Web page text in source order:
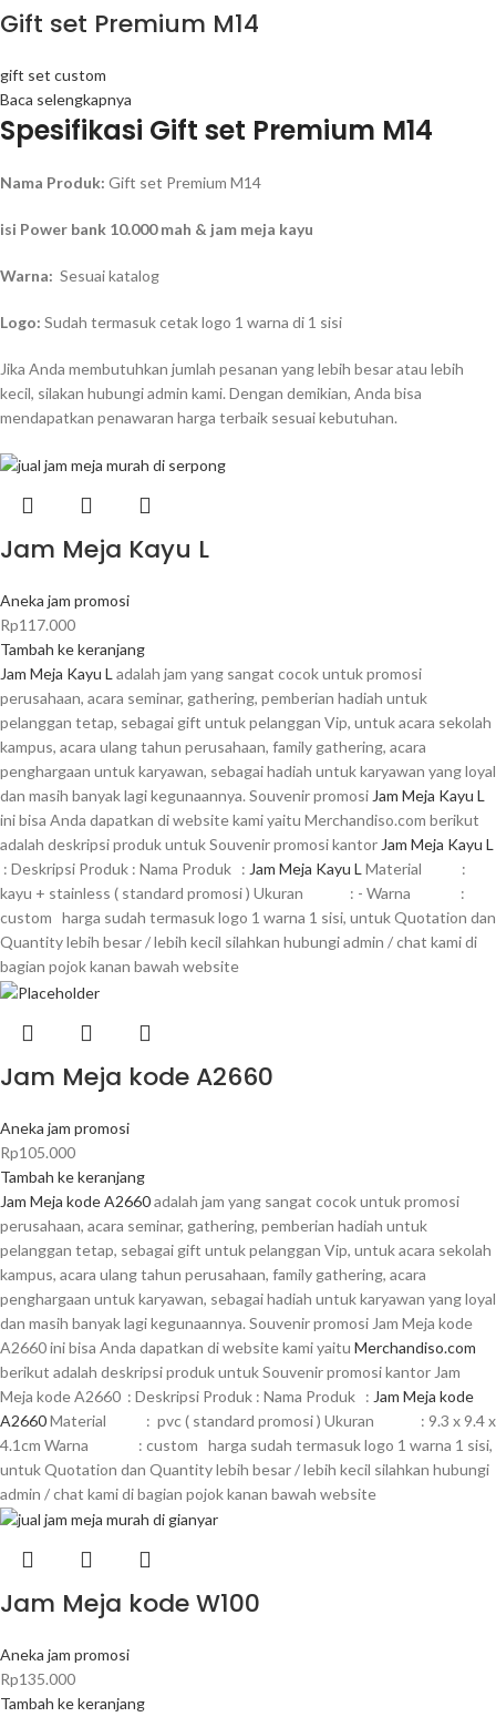
Gift set Premium M14
gift set custom
Baca selengkapnya
Spesifikasi Gift set Premium M14
Nama Produk: Gift set Premium M14
isi Power bank 10.000 mah & jam meja kayu
Warna: Sesuai katalog
Logo: Sudah termasuk cetak logo 1 warna di 1 sisi
Jika Anda membutuhkan jumlah pesanan yang lebih besar atau lebih
kecil, silakan hubungi admin kami. Dengan demikian, Anda bisa
mendapatkan penawaran harga terbaik sesuai kebutuhan.
Jam Meja Kayu L
Aneka jam promosi
Rp117.000
Tambah ke keranjang
Jam Meja Kayu L adalah jam yang sangat cocok untuk promosi
perusahaan, acara seminar, gathering, pemberian hadiah untuk
pelanggan tetap, sebagai gift untuk pelanggan Vip, untuk acara sekolah
kampus, acara ulang tahun perusahaan, family gathering, acara
penghargaan untuk karyawan, sebagai hadiah untuk karyawan yang loyal
dan masih banyak lagi kegunaannya. Souvenir promosi Jam Meja Kayu L
ini bisa Anda dapatkan di website kami yaitu Merchandiso.com berikut
adalah deskripsi produk untuk Souvenir promosi kantor Jam Meja Kayu L
: Deskripsi Produk : Nama Produk : Jam Meja Kayu L Material :
kayu + stainless ( standard promosi ) Ukuran : - Warna :
custom harga sudah termasuk logo 1 warna 1 sisi, untuk Quotation dan
Quantity lebih besar / lebih kecil silahkan hubungi admin / chat kami di
bagian pojok kanan bawah website
Jam Meja kode A2660
Aneka jam promosi
Rp105.000
Tambah ke keranjang
Jam Meja kode A2660adalah jam yang sangat cocok untuk promosi
perusahaan, acara seminar, gathering, pemberian hadiah untuk
pelanggan tetap, sebagai gift untuk pelanggan Vip, untuk acara sekolah
kampus, acara ulang tahun perusahaan, family gathering, acara
penghargaan untuk karyawan, sebagai hadiah untuk karyawan yang loyal
dan masih banyak lagi kegunaannya. Souvenir promosi Jam Meja kode
A2660 ini bisa Anda dapatkan di website kami yaitu Merchandiso.com
berikut adalah deskripsi produk untuk Souvenir promosi kantor Jam
Meja kode A2660 : Deskripsi Produk : Nama Produk : Jam Meja kode
A2660Material : pvc ( standard promosi ) Ukuran : 9.3 x 9.4 x
4.1cm Warna : custom harga sudah termasuk logo 1 warna 1 sisi,
untuk Quotation dan Quantity lebih besar / lebih kecil silahkan hubungi
admin / chat kami di bagian pojok kanan bawah website
Jam Meja kode W100
Aneka jam promosi
Rp135.000
Tambah ke keranjang